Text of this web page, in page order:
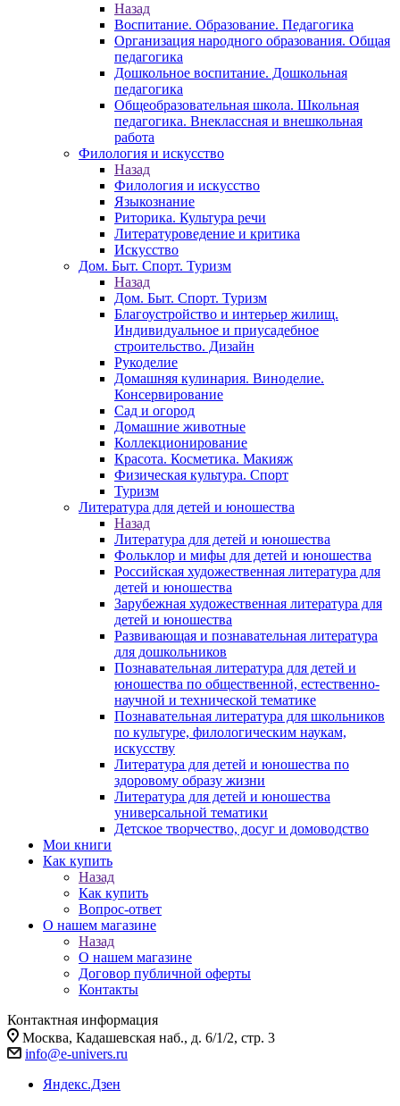
Назад
Воспитание. Образование. Педагогика
Организация народного образования. Общая
педагогика
Дошкольное воспитание. Дошкольная
педагогика
Общеобразовательная школа. Школьная
педагогика. Внеклассная и внешкольная
работа
Филология и искусство
Назад
Филология и искусство
Языкознание
Риторика. Культура речи
Литературоведение и критика
Искусство
Дом. Быт. Спорт. Туризм
Назад
Дом. Быт. Спорт. Туризм
Благоустройство и интерьер жилищ.
Индивидуальное и приусадебное
строительство. Дизайн
Рукоделие
Домашняя кулинария. Виноделие.
Консервирование
Сад и огород
Домашние животные
Коллекционирование
Красота. Косметика. Макияж
Физическая культура. Спорт
Туризм
Литература для детей и юношества
Назад
Литература для детей и юношества
Фольклор и мифы для детей и юношества
Российская художественная литература для
детей и юношества
Зарубежная художественная литература для
детей и юношества
Развивающая и познавательная литература
для дошкольников
Познавательная литература для детей и
юношества по общественной, естественно-
научной и технической тематике
Познавательная литература для школьников
по культуре, филологическим наукам,
искусству
Литература для детей и юношества по
здоровому образу жизни
Литература для детей и юношества
универсальной тематики
Детское творчество, досуг и домоводство
Мои книги
Как купить
Назад
Как купить
Вопрос-ответ
О нашем магазине
Назад
О нашем магазине
Договор публичной оферты
Контакты
Контактная информация
Москва, Кадашевская наб., д. 6/1/2, стр. 3
info@e-univers.ru
Яндекс.Дзен